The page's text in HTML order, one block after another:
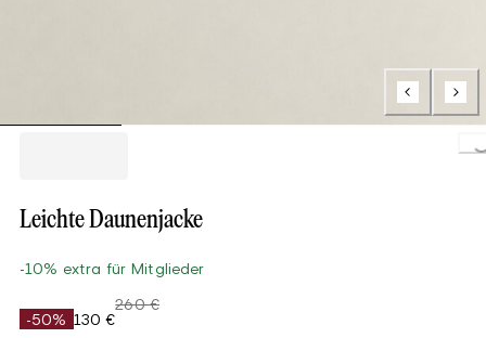
Leichte Daunenjacke
-10% extra für Mitglieder
-50% 130 €
260 €